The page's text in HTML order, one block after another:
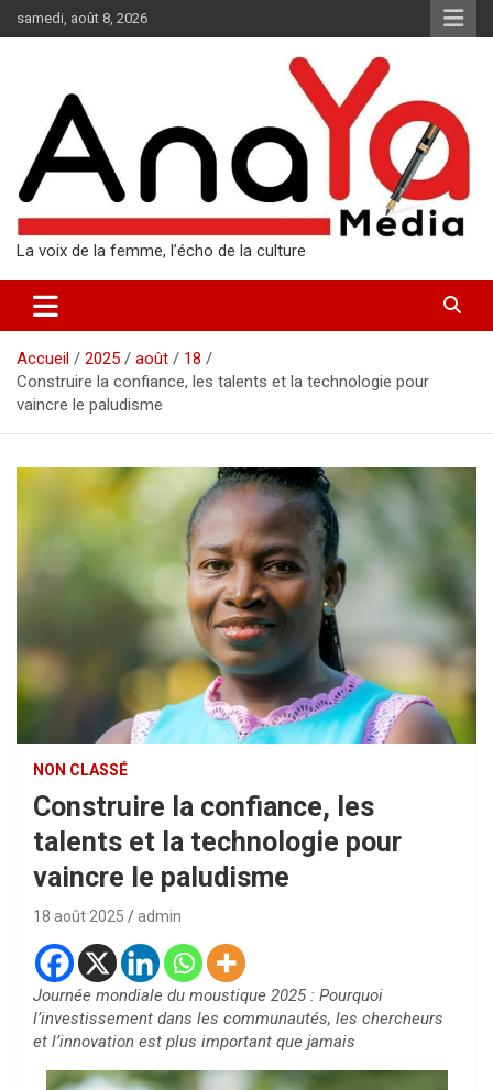
au
samedi, août 8, 2026
La voix de la femme, l’écho de la culture
Accueil 2025 août
18
Construire la confiance, les talents et la technologie pour
vaincre le paludisme
NON CLASSÉ
Construire la confiance, les
talents et la technologie pour
vaincre le paludisme
18 août 2025 admin
Journée mondiale du moustique 2025 : Pourquoi
l’investissement dans les communautés, les chercheurs
et l’innovation est plus important que jamais